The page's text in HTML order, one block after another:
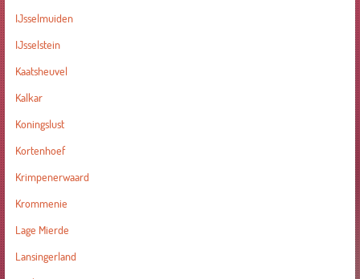
IJsselmuiden
IJsselstein
Kaatsheuvel
Kalkar
Koningslust
Kortenhoef
Krimpenerwaard
Krommenie
Lage Mierde
Lansingerland